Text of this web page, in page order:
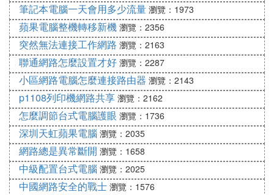
市場上流行的無線路由器一般只能支持15-20個以內
的設備同時在線使用。一般的無線路由器信號范圍為
半徑50米，現在已經有部分無線路由器的信號范圍達
到了半徑300米。
㈤ 無線路由器已經設置好了，為什麼電腦
的寬頻卻連不上了
電腦連接不上的原因：
一、連接的信號是否比較弱
在信號較弱情況下，有可能導致連接不成功，嘗試靠
近信號源，在信號較好的情況下連接。
筆記本電腦一天會用多少流量 瀏覽：1973
蘋果電腦整機轉移新機 瀏覽：2356
突然無法連接工作網路 瀏覽：2163
聯通網路怎麼設置才好 瀏覽：2287
小區網路電腦怎麼連接路由器 瀏覽：2143
p1108列印機網路共享 瀏覽：2162
怎麼調節台式電腦護眼 瀏覽：1736
深圳天虹蘋果電腦 瀏覽：2035
網路總是異常斷開 瀏覽：1658
中級配置台式電腦 瀏覽：2025
中國網路安全的戰士 瀏覽：1576